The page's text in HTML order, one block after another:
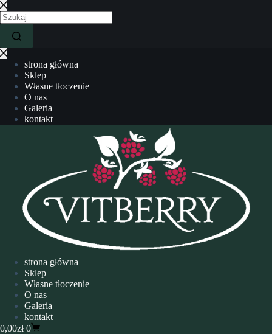
strona główna
Sklep
Własne tłoczenie
O nas
Galeria
kontakt
strona główna
Sklep
Własne tłoczenie
O nas
Galeria
kontakt
0,00zł 0